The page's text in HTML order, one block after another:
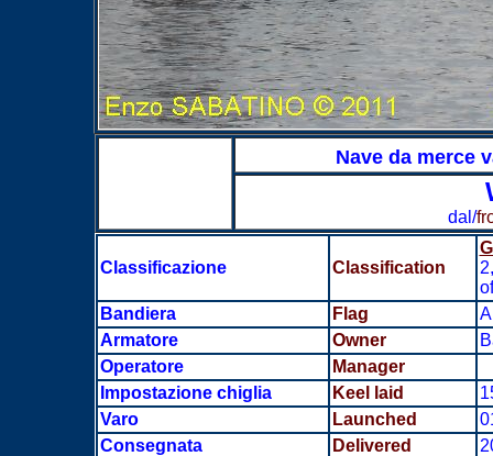
Nave da merce
dal/
Classificazione Classification
Bandiera
Flag
Armatore
Owner
Operatore
Manager
Impostazione chiglia
Keel laid
Varo
Launched
Consegnata
Delivered